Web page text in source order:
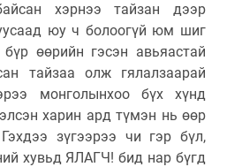
хэрнээ тайзан дээр
юу ч болоогүй юм шиг
өөрийн гэсэн авьяастай
тайзаа олж гялалзаарай
монголынхоо бүх хүнд
харин ард түмэн нь өөр
зүгээрээ чи гэр бүл,
хувьд ЯЛАГЧ! бид нар бүгд